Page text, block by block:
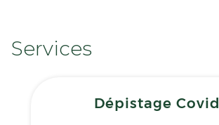
Services
Dépistage Covid